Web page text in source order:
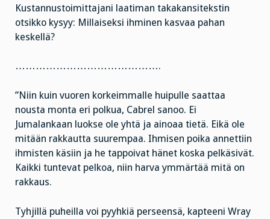
Kustannustoimittajani laatiman takakansitekstin
otsikko kysyy: Millaiseksi ihminen kasvaa pahan
keskellä?
…………………………………….
”Niin kuin vuoren korkeimmalle huipulle saattaa
nousta monta eri polkua, Cabrel sanoo. Ei
Jumalankaan luokse ole yhtä ja ainoaa tietä. Eikä ole
mitään rakkautta suurempaa. Ihmisen poika annettiin
ihmisten käsiin ja he tappoivat hänet koska pelkäsivät.
Kaikki tuntevat pelkoa, niin harva ymmärtää mitä on
rakkaus.
Tyhjillä puheilla voi pyyhkiä perseensä, kapteeni Wray